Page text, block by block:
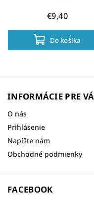
€9,40
Do košíka
INFORMÁCIE PRE
O nás
Prihlásenie
Napíšte nám
Obchodné podmienky
FACEBOOK